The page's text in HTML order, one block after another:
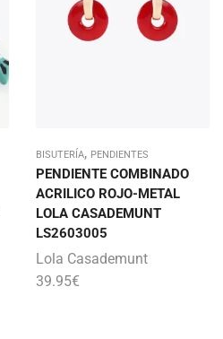
BISUTERÍA, PENDIENTES
PENDIENTE COMBINADO
ACRILICO ROJO-METAL
LOLA CASADEMUNT
LS2603005
Lola Casademunt
39.95€